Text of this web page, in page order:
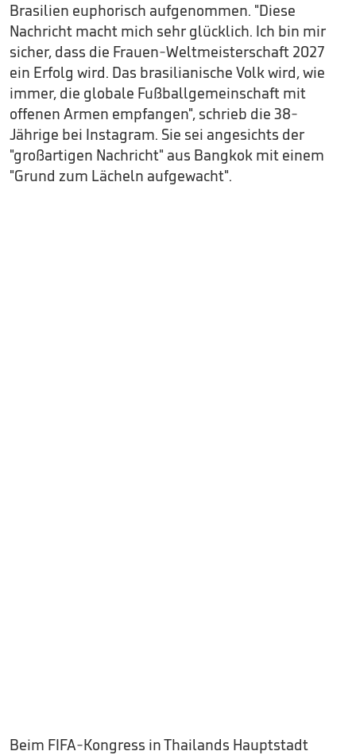
Brasilien euphorisch aufgenommen. "Diese
Nachricht macht mich sehr glücklich. Ich bin mir
sicher, dass die Frauen-Weltmeisterschaft 2027
ein Erfolg wird. Das brasilianische Volk wird, wie
immer, die globale Fußballgemeinschaft mit
offenen Armen empfangen", schrieb die 38-
Jährige bei Instagram. Sie sei angesichts der
"großartigen Nachricht" aus Bangkok mit einem
"Grund zum Lächeln aufgewacht".
Beim FIFA-Kongress in Thailands Hauptstadt